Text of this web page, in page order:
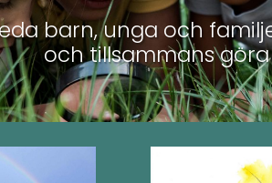
barn, unga och
och tillsammans